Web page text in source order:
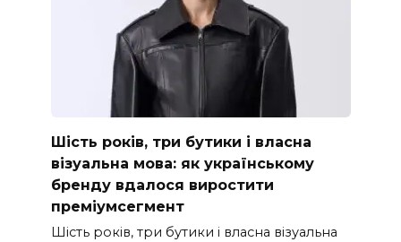
Шість років, три бутики і власна
візуальна мова: як українському
бренду вдалося виростити
преміумсегмент
Шість років, три бутики і власна візуальна